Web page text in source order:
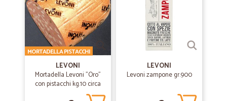
volte manca qualche prodotto ordinato,niente di grave,ma attendo
conferme del miglioramento della gestione del magazzino. l
esperienza comunque e' molto buona.
—Gennaro M.
perfetto
perfetto, tranne il corriere BRT
LEVONI
Mortadella Levoni "Oro"
con pistacchi kg.10 circa
MORTADELLA PISTACCHI
LEVONI
Levoni zampone gr.900